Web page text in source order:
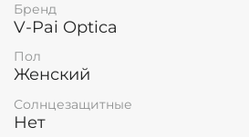
Бренд
V-Pai Optica
Пол
Женский
Солнцезащитные
Нет